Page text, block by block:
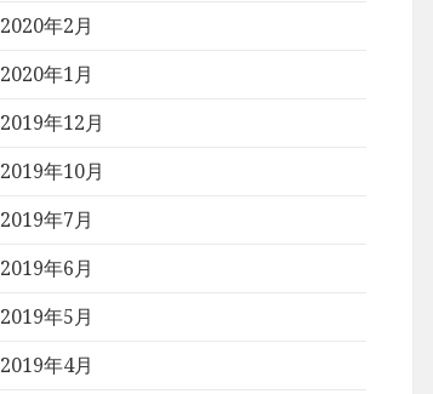
2020年2月
2020年1月
2019年12月
2019年10月
2019年7月
2019年6月
2019年5月
2019年4月